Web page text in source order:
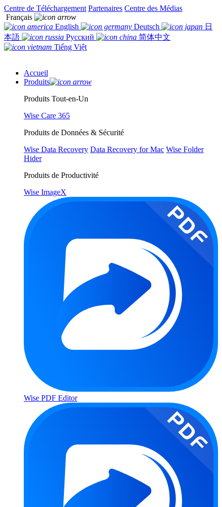
Centre de Téléchargement Partenaires Centre des Médias
Français
English
Deutsch
日
本語
Русский
简体中文
Tiếng Việt
Accueil
Produits
Produits Tout-en-Un
Wise Care 365
Produits de Données & Sécurité
Wise Data Recovery Data Recovery for Mac Wise Folder
Hider
Produits de Productivité
Wise ImageX
Wise PDF Editor